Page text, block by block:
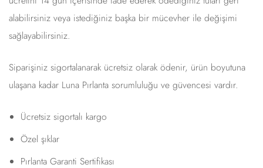
alabilirsiniz veya istediğiniz başka bir mücevher ile değişimi
sağlayabilirsiniz.
Siparişiniz sigortalanarak ücretsiz olarak ödenir, ürün boyutuna
ulaşana kadar Luna Pırlanta sorumluluğu ve güvencesi vardır.
Ücretsiz sigortalı kargo
Özel şıklar
Pırlanta Garanti Sertifikası